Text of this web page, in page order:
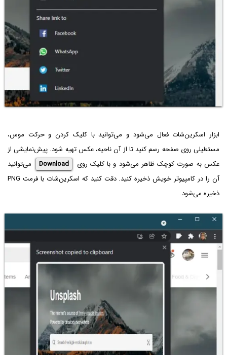
ابزار اسکرین‌شات فعال می‌شود و می‌توانید با کلیک کردن و حرکت موس،
مستطیلی روی صفحه رسم کنید تا از آن ناحیه، عکس تهیه شود. پیش‌نمایشی از
عکس به صورت کوچک ظاهر می‌شود و با کلیک روی
Download
می‌توانید
آن را در کامپیوتر خویش ذخیره کنید. دقت کنید که اسکرین‌شات با فرمت PNG
ذخیره می‌شود.